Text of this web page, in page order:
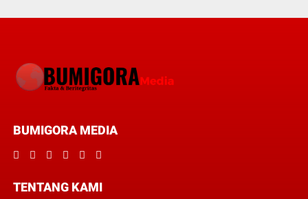
BUMIGORA MEDIA
TENTANG KAMI